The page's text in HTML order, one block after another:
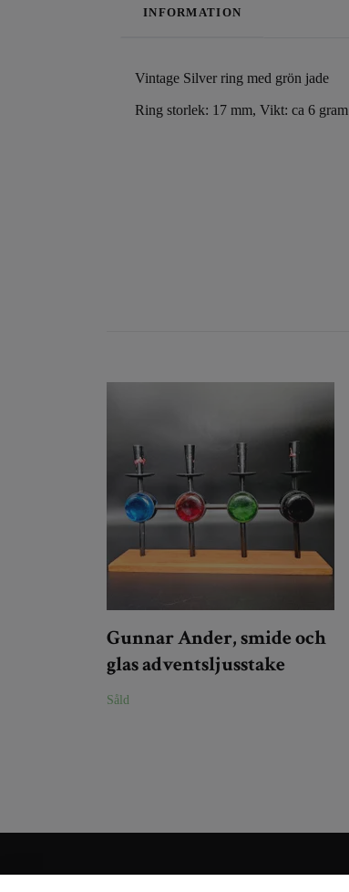
INFORMATION
Vintage Silver ring med grön jade
Ring storlek: 17 mm, Vikt: ca 6 gram
Gunnar Ander, smide och
glas adventsljusstake
Såld